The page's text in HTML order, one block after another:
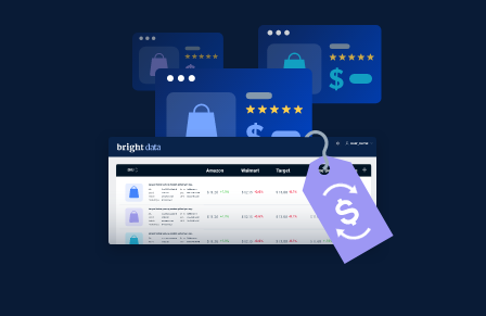
Title, Seller name, Brand, Description, Initial
price, Currency, Availability, Reviews count, and
375+ Commencer
Amazon products global dataset -
Collecting products by keyword search